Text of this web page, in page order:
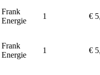
Frank
Energie
1 €
Frank
Energie
1 €